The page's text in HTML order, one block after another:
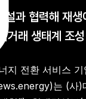
과 협력해 재생
거래 생태계 조성
지 전환 서비스 기
는 (사)